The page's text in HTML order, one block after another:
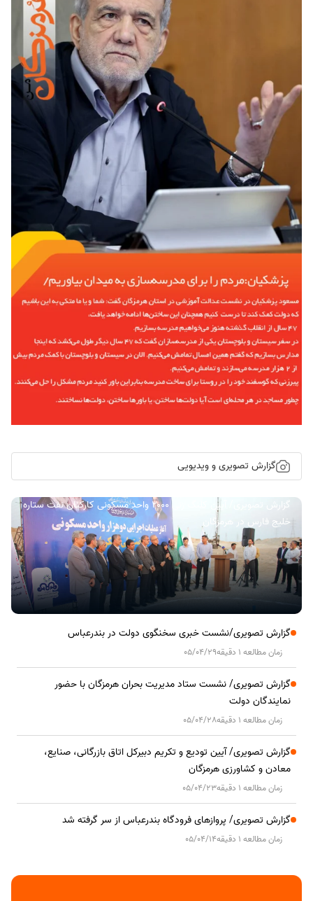
گزارش تصویری و ویدیویی
گزارش تصویری/ آیین کلنگ زنی ۲۰۰۰ واحد مسکونی کارکنان نفت ستاره
خلیج فارس در هرمزگان
گزارش تصویری/نشست خبری سخنگوی دولت در بندرعباس
زمان مطالعه 1 دقیقه 05/04/29
گزارش تصویری/ نشست ستاد مدیریت بحران هرمزگان با حضور
نمایندگان دولت
زمان مطالعه 1 دقیقه 05/04/28
گزارش تصویری/ آیین تودیع و تکریم دبیرکل اتاق بازرگانی، صنایع،
معادن و کشاورزی هرمزگان
زمان مطالعه 1 دقیقه 05/04/23
گزارش تصویری/ پروازهای فرودگاه بندرعباس از سر گرفته شد
زمان مطالعه 1 دقیقه 05/04/14